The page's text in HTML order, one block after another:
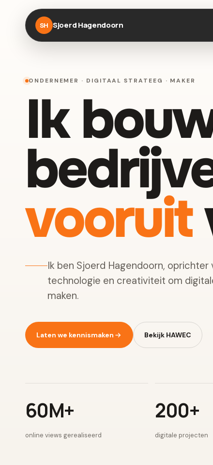
SH Sjoerd Hagendoorn
ONDERNEMER · DIGITAAL STRATEEG · MAKER
Ik
vooruit
Ik ben Sjoerd Hagendoorn,
technologie en creativiteit om
maken.
Laten we kennismaken Bekijk HAWEC
60M+
online views gerealiseerd
200+
digitale projecten